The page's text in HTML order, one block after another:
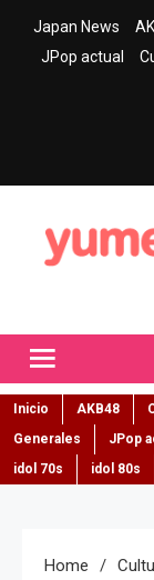
Japan News
JPop actual
Inicio AKB48
Generales
JPop
idol 70s
idol 80s
Home